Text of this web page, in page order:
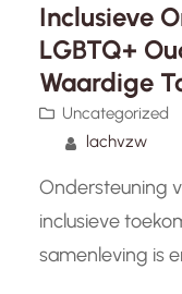
Inclusieve
LGBTQ+
Waardige
Uncategorized
lachvzw
Ondersteuning
inclusieve
samenleving is